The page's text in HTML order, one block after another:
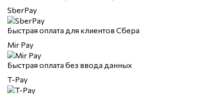
SberPay
Быстрая оплата для клиентов Сбера
Mir Pay
Быстрая оплата без ввода данных
T-Pay